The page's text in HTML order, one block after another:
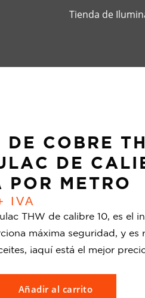
Tienda de
DE COBRE
DE
POR METRO
IVA
THW de calibre 10, es el
máxima seguridad, y es
¡aquí está el mejor
Añadir al carrito